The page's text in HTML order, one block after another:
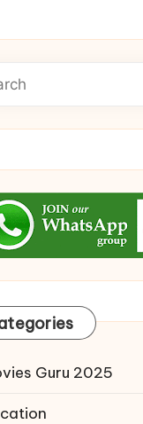
Guru 2025